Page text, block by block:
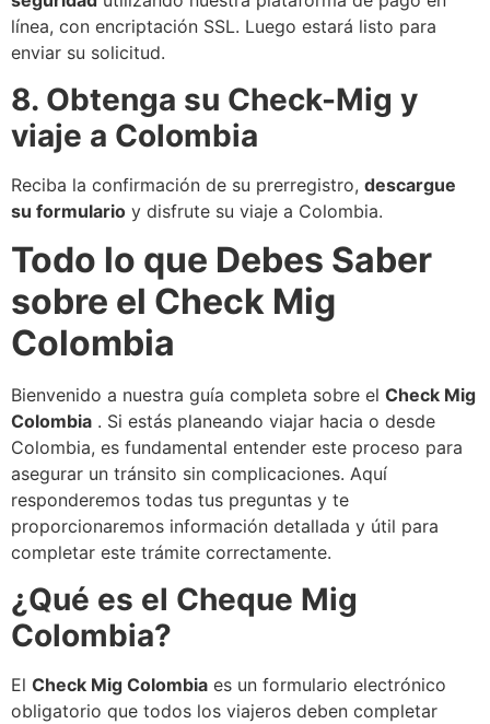
línea, con encriptación SSL. Luego estará listo para
enviar su solicitud.
8. Obtenga su Check-Mig y
viaje a Colombia
Reciba la confirmación de su prerregistro, descargue
su formulario y disfrute su viaje a Colombia.
Todo lo que Debes Saber
sobre el Check Mig
Colombia
Bienvenido a nuestra guía completa sobre el Check Mig
Colombia . Si estás planeando viajar hacia o desde
Colombia, es fundamental entender este proceso para
asegurar un tránsito sin complicaciones. Aquí
responderemos todas tus preguntas y te
proporcionaremos información detallada y útil para
completar este trámite correctamente.
¿Qué es el Cheque Mig
Colombia?
El Check Mig Colombia es un formulario electrónico
obligatorio que todos los viajeros deben completar